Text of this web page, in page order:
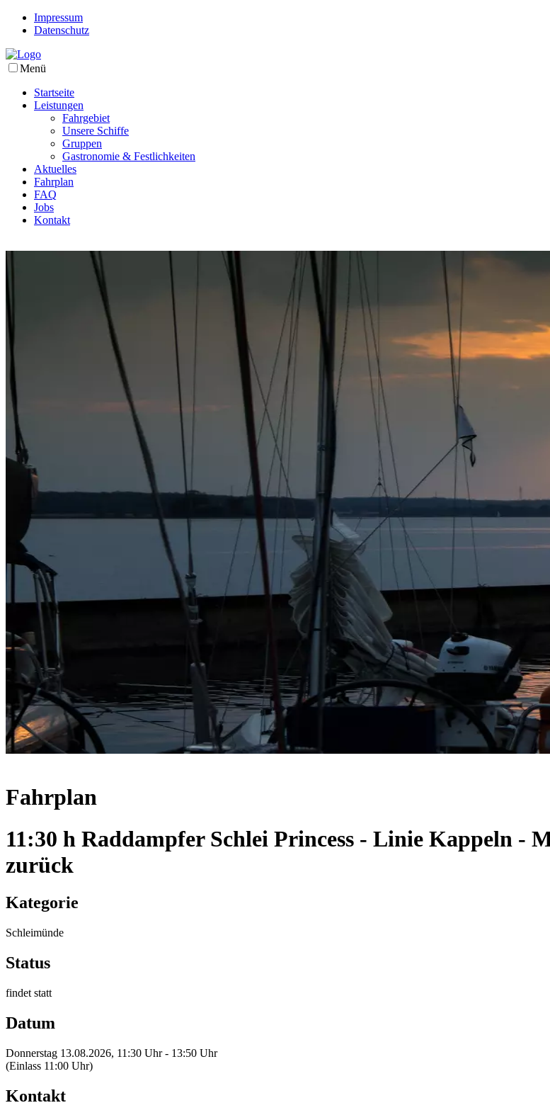
Impressum
Datenschutz
Menü
Startseite
Leistungen
Fahrgebiet
Unsere Schiffe
Gruppen
Gastronomie & Festlichkeiten
Aktuelles
Fahrplan
FAQ
Jobs
Kontakt
Fahrplan
11:30 h Raddampfer Schlei Princess - Linie Kappeln -
zurück
Kategorie
Schleimünde
Status
findet statt
Datum
Donnerstag 13.08.2026, 11:30 Uhr - 13:50 Uhr
(Einlass 11:00 Uhr)
Kontakt